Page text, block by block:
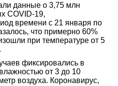
данные о 3,75 млн
COVID-19,
времени с 21 января по
что примерно 60%
при температуре от 5
фиксировались в
от 3 до 10
воздуха. Коронавирус,